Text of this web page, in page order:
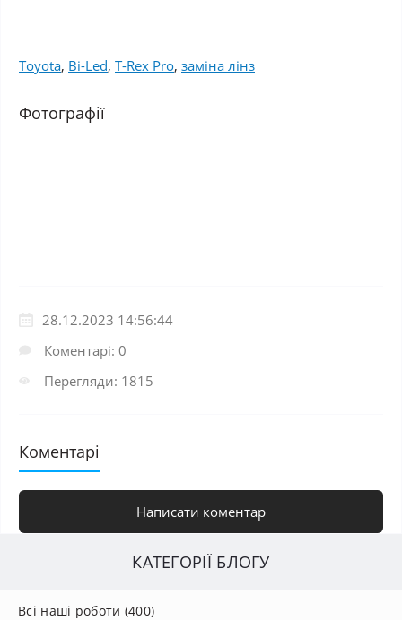
Toyota, Bi-Led, T-Rex Pro, заміна лінз
Фотографії
28.12.2023 14:56:44
Коментарі: 0
Перегляди: 1815
Коментарі
Написати коментар
КАТЕГОРІЇ БЛОГУ
Всі наші роботи (400)